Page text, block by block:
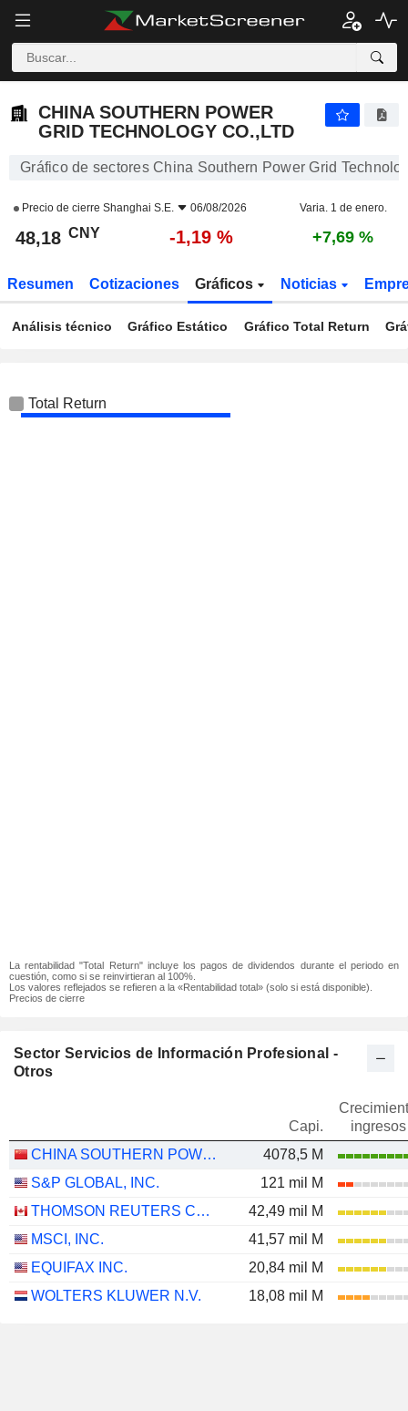
CHINA SOUTHERN POWER
GRID TECHNOLOGY CO.,LTD
Gráfico de sectores China Southern Power Grid
Precio de cierre Shanghai S.E. 06/08/2026 Varia. 1 de enero.
48,18 CNY -1,19 % +7,69 %
Resumen Cotizaciones Gráficos Noticias
Análisis técnico Gráfico Estático Gráfico Total Return
Total Return
La rentabilidad "Total Return" incluye los pagos de dividendos durante el periodo en
cuestión, como si se reinvirtieran al 100%.
Los valores reflejados se refieren a la «Rentabilidad total» (solo si está disponible).
Precios de cierre
Sector Servicios de Información Profesional -
Otros
Capi.
ingresos
CHINA SOUTHERN POWER GRID TECHNOLOGY CO.,LTD
4078,5 M
S&P GLOBAL, INC.
121 mil M
THOMSON REUTERS CORPORATION
42,49 mil M
MSCI, INC.
41,57 mil M
EQUIFAX INC.
20,84 mil M
WOLTERS KLUWER N.V.
18,08 mil M